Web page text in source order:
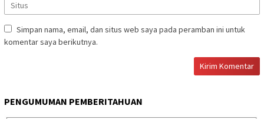
Simpan nama, email, dan situs web saya pada peramban ini untuk
komentar saya berikutnya.
PENGUMUMAN PEMBERITAHUAN